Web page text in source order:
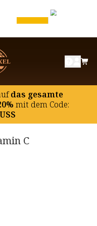
das gesamte
mit dem Code:
C